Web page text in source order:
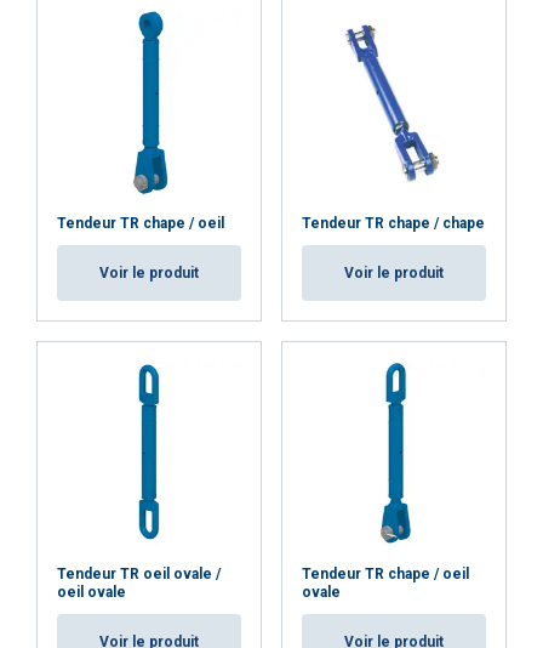
Tendeur TR chape / oeil
Voir le produit
Tendeur TR chape / chape
Voir le produit
Tendeur TR oeil ovale /
oeil ovale
Voir le produit
Tendeur TR chape / oeil
ovale
Voir le produit